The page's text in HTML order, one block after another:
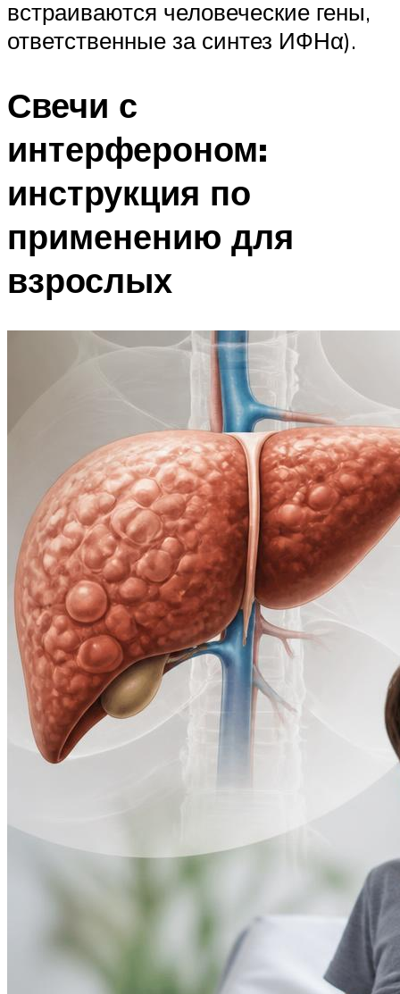
встраиваются человеческие гены,
ответственные за синтез ИФНα).
Свечи с
интерфероном:
инструкция по
применению для
взрослых